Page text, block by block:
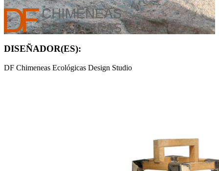
DISEÑADOR(ES):
DF Chimeneas Ecológicas Design Studio